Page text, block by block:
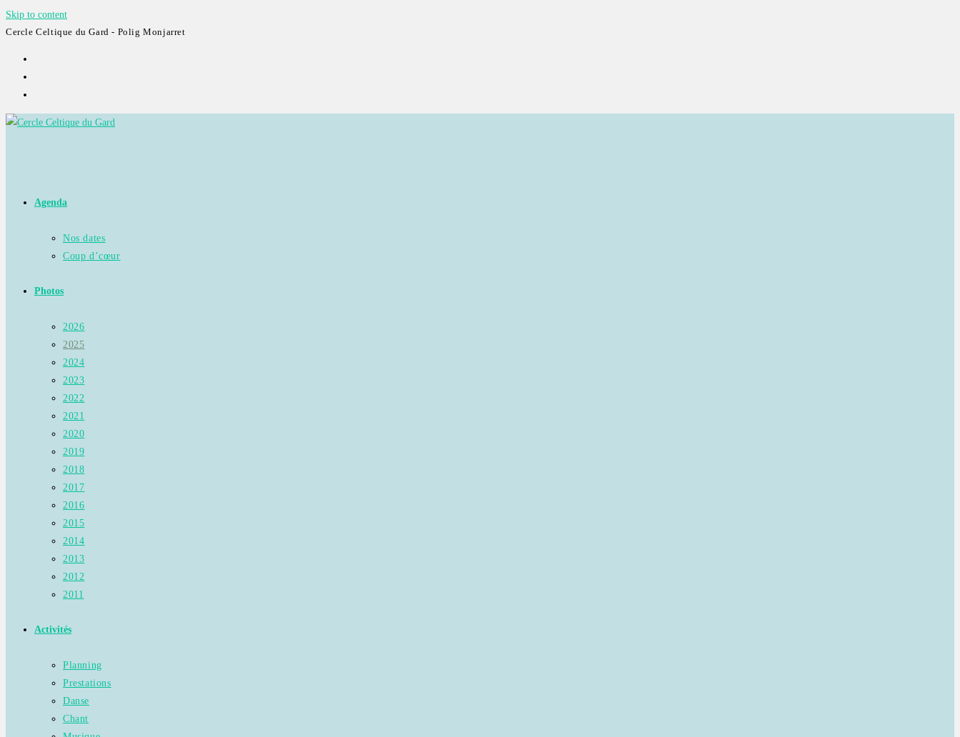
Skip to content
Cercle Celtique du Gard - Polig Monjarret
Agenda
Nos dates
Coup d’cœur
Photos
2026
2025
2024
2023
2022
2021
2020
2019
2018
2017
2016
2015
2014
2013
2012
2011
Activités
Planning
Prestations
Danse
Chant